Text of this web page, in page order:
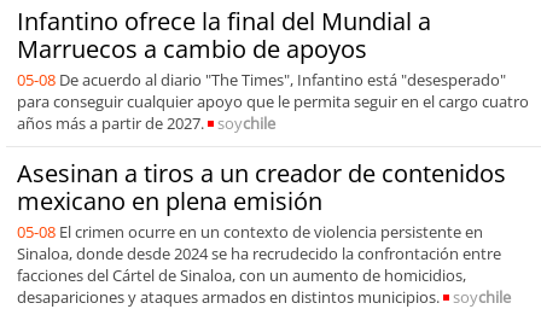
Infantino ofrece la final del Mundial a
Marruecos a cambio de apoyos
05-08 De acuerdo al diario "The Times", Infantino está "desesperado"
para conseguir cualquier apoyo que le permita seguir en el cargo cuatro
años más a partir de 2027.
soychile
Asesinan a tiros a un creador de contenidos
mexicano en plena emisión
05-08 El crimen ocurre en un contexto de violencia persistente en
Sinaloa, donde desde 2024 se ha recrudecido la confrontación entre
facciones del Cártel de Sinaloa, con un aumento de homicidios,
desapariciones y ataques armados en distintos municipios.
soychile